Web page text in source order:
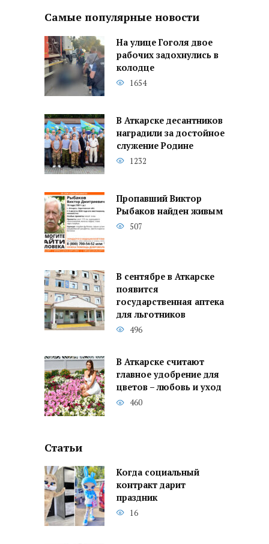
Самые популярные новости
На улице Гоголя двое
рабочих задохнулись в
колодце
1654
В Аткарске десантников
наградили за достойное
служение Родине
1232
Пропавший Виктор
Рыбаков найден живым
507
В сентябре в Аткарске
появится
государственная аптека
для льготников
496
В Аткарске считают
главное удобрение для
цветов – любовь и уход
460
Статьи
Когда социальный
контракт дарит
праздник
16